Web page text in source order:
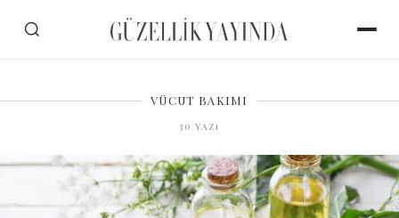
VÜCUT BAKIMI
30 yazı